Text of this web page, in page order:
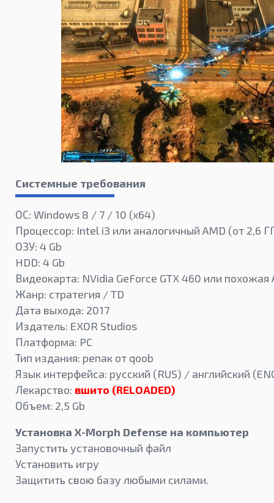
Системные требования
ОС: Windows 8 / 7 / 10 (x64)
Процессор: Intel i3 или аналогичный AMD (от 2,6
ОЗУ: 4 Gb
HDD: 4 Gb
Видеокарта: NVidia GeForce GTX 460 или похожая
Жанр: стратегия / TD
Дата выхода: 2017
Издатель: EXOR Studios
Платформа: PC
Тип издания: репак от qoob
Язык интерфейса: русский (RUS) / английский
Лекарство: вшито (RELOADED)
Объем: 2,5 Gb
Установка X-Morph Defense на компьютер
Запустить установочный файл
Установить игру
Защитить свою базу любыми силами.